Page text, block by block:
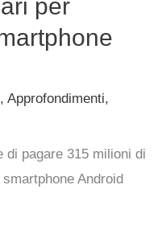
per
,Approfondimenti,
di pagare 315 milioni di
Android